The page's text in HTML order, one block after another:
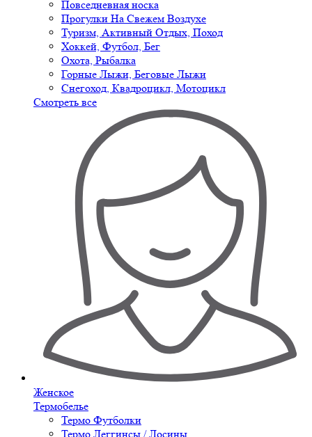
Повседневная носка
Прогулки На Свежем Воздухе
Туризм, Активный Отдых, Поход
Хоккей, Футбол, Бег
Охота, Рыбалка
Горные Лыжи, Беговые Лыжи
Снегоход, Квадроцикл, Мотоцикл
Смотреть все
Женское
Термобелье
Термо Футболки
Термо Леггинсы / Лосины